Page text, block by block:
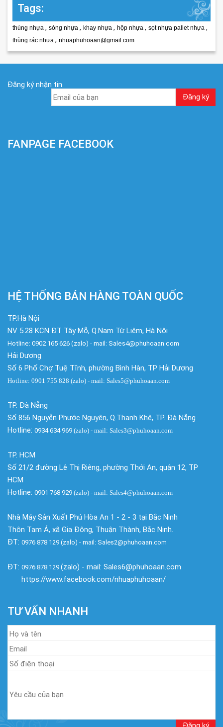
Tags:
thùng nhựa , sóng nhựa , khay nhựa , hộp nhựa , sọt nhựa pallet nhựa ,
thùng rác nhựa , nhuaphuhoaan@gmail.com
Đăng ký nhận tin
FANPAGE FACEBOOK
HỆ THỐNG BÁN HÀNG TOÀN QUỐC
TP.Hà Nội
NV 5.28 KCN ĐT Tây Mỗ, Q.Nam Từ Liêm, Hà Nội
Hotline: 0902 165 626 (zalo) - mail: Sales4@phuhoaan.com
Hải Dương
Số 6 Phố Chợ Tuệ Tĩnh, phường Bình Hàn, TP Hải Dương
Hotline: 0901 755 828 (zalo) - mail: Sales5@phuhoaan.com
TP. Đà Nẵng
Số 856 Nguyễn Phước Nguyên, Q.Thanh Khê, TP. Đà Nẵng
Hotline: 0934 634 969 (zalo) - mail: Sales3@phuhoaan.com
TP. HCM
Số 21/2 đường Lê Thị Riêng, phường Thới An, quận 12, TP
HCM
Hotline: 0901 768 929 (zalo) - mail: Sales4@phuhoaan.com
Nhà Máy Sản Xuất Phú Hòa An 1 - 2 - 3 tại Bắc Ninh
Thôn Tam Á, xã Gia Đông, Thuận Thành, Bắc Ninh.
ĐT: 0976 878 129 (zalo) - mail: Sales2@phuhoaan.com
ĐT: 0976 878 129 (zalo) - mail: Sales6@phuhoaan.com
https://www.facebook.com/nhuaphuhoaan/
TƯ VẤN NHANH